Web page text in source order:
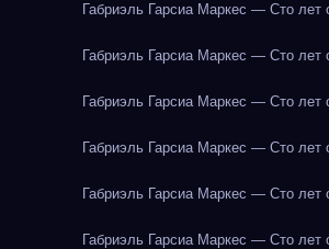
Габриэль Гарсиа Маркес — Сто лет
Габриэль Гарсиа Маркес — Сто лет
Габриэль Гарсиа Маркес — Сто лет
Габриэль Гарсиа Маркес — Сто лет
Габриэль Гарсиа Маркес — Сто лет
Габриэль Гарсиа Маркес — Сто лет